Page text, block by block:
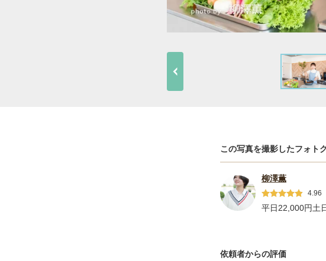
この写真を撮影したフォト
柳澤薫
4.96
平日22,000円土
依頼者からの評価